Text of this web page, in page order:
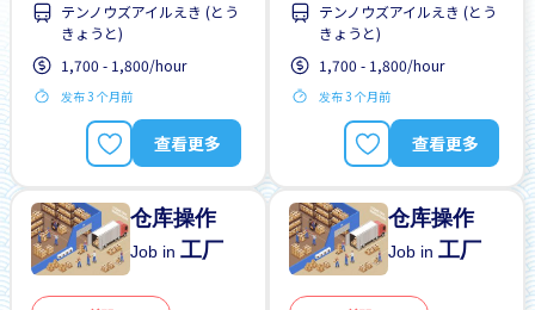
无日本语要求
无经验要求
男性首选
テンノウズアイルえき (とう
きょうと)
1,700 - 1,800/hour
发布 3 个月前
查看更多
无日本语要求
无经验要求
男性首选
テンノウズアイルえき (とう
きょうと)
1,700 - 1,800/hour
发布 3 个月前
查看更多
仓库操作
Job in工厂
仓库操作
Job in工厂